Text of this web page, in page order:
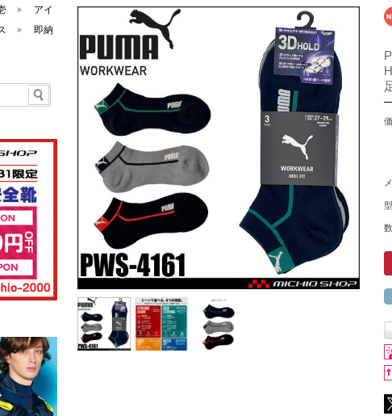
アイ
即納